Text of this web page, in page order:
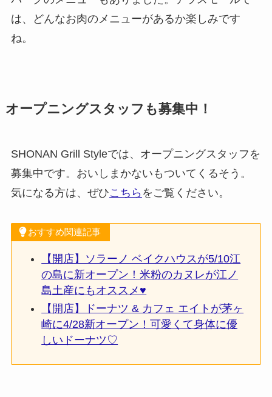
は、どんなお肉のメニューがあるか楽しみです
ね。
オープニングスタッフも募集中！
SHONAN Grill Styleでは、オープニングスタッフを
募集中です。おいしまかないもついてくるそう。
気になる方は、ぜひこちら をご覧ください。
おすすめ関連記事
【開店】ソラーノ ベイクハウスが5/10江
の島に新オープン！米粉のカヌレが江ノ
島土産にもオススメ♥
【開店】ドーナツ & カフェ エイトが茅ヶ
崎に4/28新オープン！可愛くて身体に優
しいドーナツ♡